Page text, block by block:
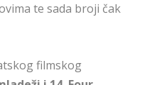
te sada broji čak
filmskog